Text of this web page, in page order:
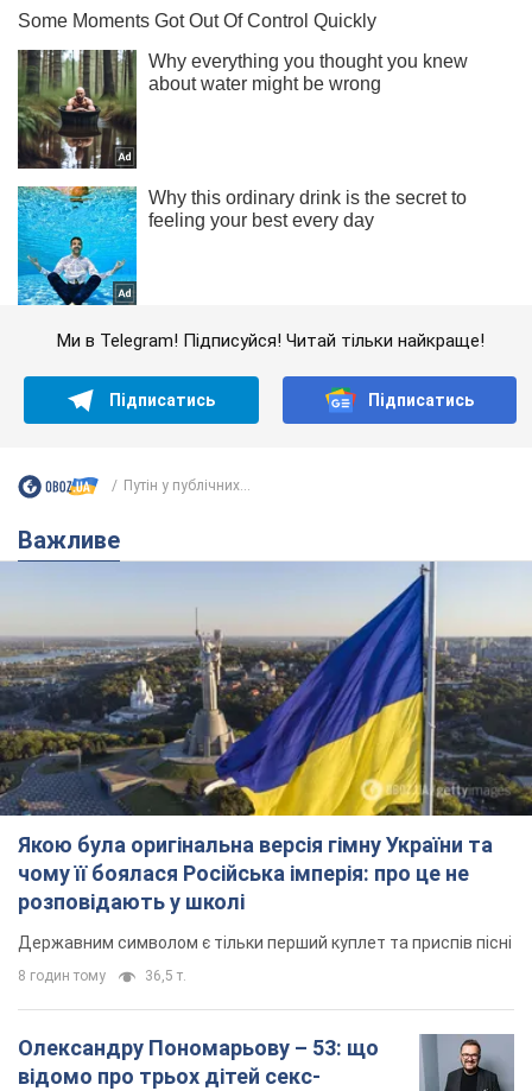
Ми в Telegram! Підписуйся! Читай тільки найкраще!
Підписатись Підписатись
Путін у публічних...
Важливе
Якою була оригінальна версія гімну України та
чому її боялася Російська імперія: про це не
розповідають у школі
Державним символом є тільки перший куплет та приспів пісні
8 годин тому 36,5 т.
Олександру Пономарьову – 53: що
відомо про трьох дітей секс-